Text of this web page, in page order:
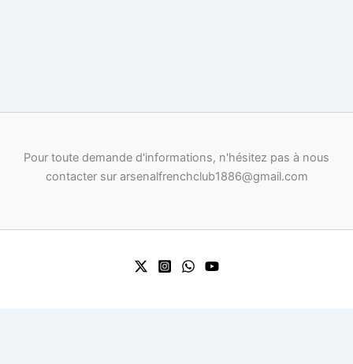
Pour toute demande d'informations, n'hésitez pas à nous
contacter sur arsenalfrenchclub1886@gmail.com